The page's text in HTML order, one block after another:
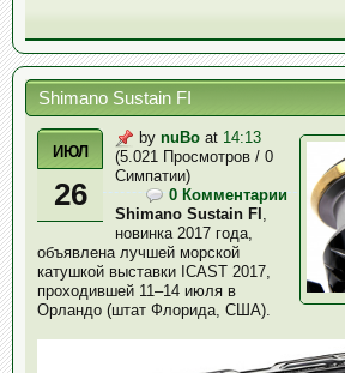
Shimano Sustain FI
ИЮЛ
26
by nuBo at 14:13
(5.021 Просмотров / 0
Симпатии)
0 Комментарии
Shimano Sustain FI
новинка 2017 года,
объявлена лучшей морской
катушкой выставки ICAST 2017,
проходившей 11–14 июля в
Орландо (штат Флорида, США).